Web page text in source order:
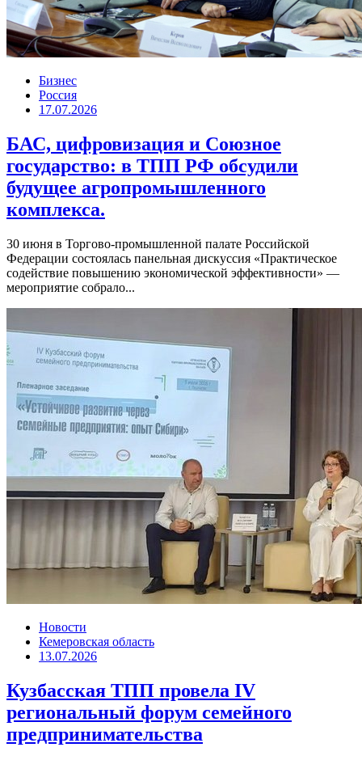
Бизнес
Россия
17.07.2026
БАС, цифровизация и Союзное
государство: в ТПП РФ обсудили
будущее агропромышленного
комплекса.
30 июня в Торгово-промышленной палате Российской
Федерации состоялась панельная дискуссия «Практическое
содействие повышению экономической эффективности» —
мероприятие собрало...
Новости
Кемеровская область
13.07.2026
Кузбасская ТПП провела IV
региональный форум семейного
предпринимательства